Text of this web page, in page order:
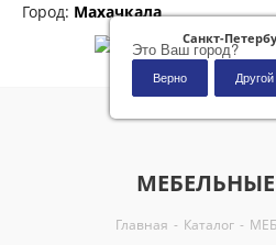
Санкт-
Это Ваш город?
Верно
Город: Махачкала
Главная - Каталог -